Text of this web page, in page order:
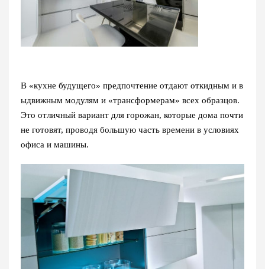
В «кухне будущего» предпочтение отдают откидным и в
ыдвижным модулям и «трансформерам» всех образцов.
Это отличный вариант для горожан, которые дома почти
не готовят, проводя большую часть времени в условиях
офиса и машины.